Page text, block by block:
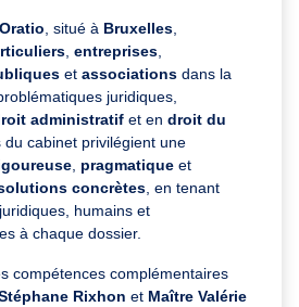
, situé à Bruxelles
entreprises
et associations dans la
juridiques,
administratif et en droit du
du cabinet privilégient une
pragmatique et
concrètes , en tenant
humains et
à chaque dossier.
compétences complémentaires
Rixhon et Maître Valérie